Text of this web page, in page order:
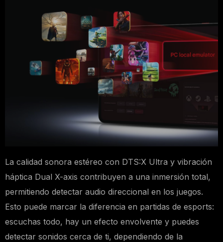
La calidad sonora estéreo con DTS:X Ultra y vibración
háptica Dual X-axis contribuyen a una inmersión total,
permitiendo detectar audio direccional en los juegos.
Esto puede marcar la diferencia en partidas de esports:
escuchas todo, hay un efecto envolvente y puedes
detectar sonidos cerca de ti, dependiendo de la